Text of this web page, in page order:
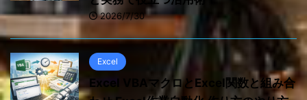
2026/7/30
Excel
Excel VBAマクロとExcel関数と組み合